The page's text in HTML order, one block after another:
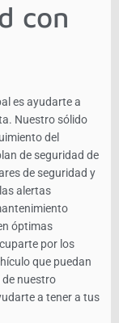
con
es ayudarte a
Nuestro sólido
del
de seguridad de
de seguridad y
alertas
óptimas
por los
que puedan
de nuestro
a tener a tus